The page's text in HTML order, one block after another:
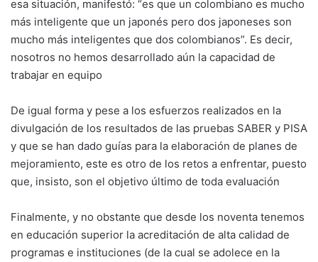
esa situación, manifestó: “es que un colombiano es mucho
más inteligente que un japonés pero dos japoneses son
mucho más inteligentes que dos colombianos”. Es decir,
nosotros no hemos desarrollado aún la capacidad de
trabajar en equipo
De igual forma y pese a los esfuerzos realizados en la
divulgación de los resultados de las pruebas SABER y PISA
y que se han dado guías para la elaboración de planes de
mejoramiento, este es otro de los retos a enfrentar, puesto
que, insisto, son el objetivo último de toda evaluación
Finalmente, y no obstante que desde los noventa tenemos
en educación superior la acreditación de alta calidad de
programas e instituciones (de la cual se adolece en la